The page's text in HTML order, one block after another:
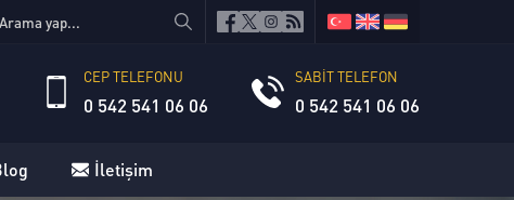
CEP TELEFONU
0 542 541 06 06
SABİT TELEFON
0 542 541 06 06
İletişim